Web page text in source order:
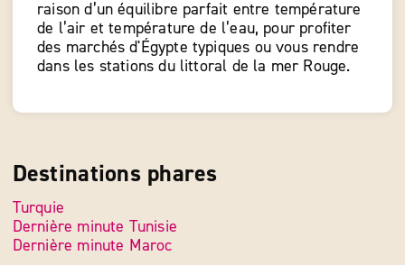
raison d’un équilibre parfait entre température
de l’air et température de l’eau, pour profiter
des marchés d'Égypte typiques ou vous rendre
dans les stations du littoral de la mer Rouge.
Destinations phares
Turquie
Dernière minute Tunisie
Dernière minute Maroc